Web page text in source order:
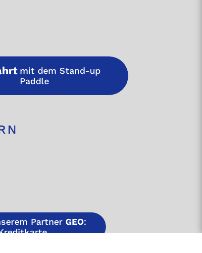
mit dem Stand-up
Paddle
Partner GEO: